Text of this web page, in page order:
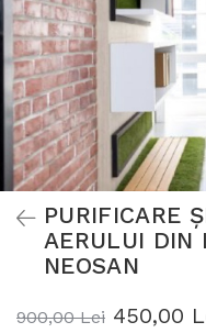
PURIFICARE
AERULUI DIN
NEOSAN
900,00 Lei 450,00